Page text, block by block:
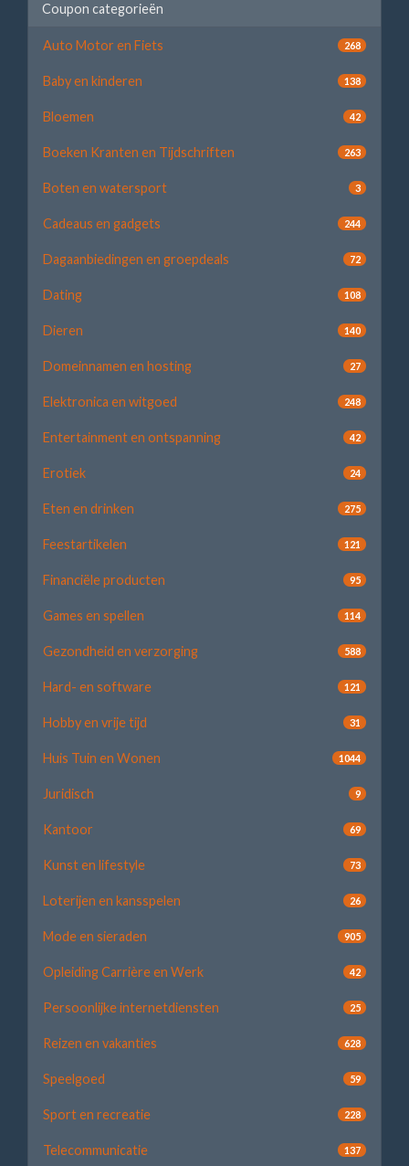
Coupon categorieën
Auto Motor en Fiets 268
Baby en kinderen 138
Bloemen 42
Boeken Kranten en Tijdschriften 263
Boten en watersport 3
Cadeaus en gadgets 244
Dagaanbiedingen en groepdeals 72
Dating 108
Dieren 140
Domeinnamen en hosting 27
Elektronica en witgoed 248
Entertainment en ontspanning 42
Erotiek 24
Eten en drinken 275
Feestartikelen 121
Financiële producten 95
Games en spellen 114
Gezondheid en verzorging 588
Hard- en software 121
Hobby en vrije tijd 31
Huis Tuin en Wonen 1044
Juridisch 9
Kantoor 69
Kunst en lifestyle 73
Loterijen en kansspelen 26
Mode en sieraden 905
Opleiding Carrière en Werk 42
Persoonlijke internetdiensten 25
Reizen en vakanties 628
Speelgoed 59
Sport en recreatie 228
Telecommunicatie 137